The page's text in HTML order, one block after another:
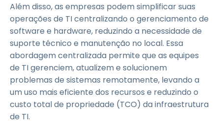
Além disso, as empresas podem simplificar suas
operações de TI centralizando o gerenciamento de
software e hardware, reduzindo a necessidade de
suporte técnico e manutenção no local. Essa
abordagem centralizada permite que as equipes
de TI gerenciem, atualizem e solucionem
problemas de sistemas remotamente, levando a
um uso mais eficiente dos recursos e reduzindo o
custo total de propriedade (TCO) da infraestrutura
de TI.